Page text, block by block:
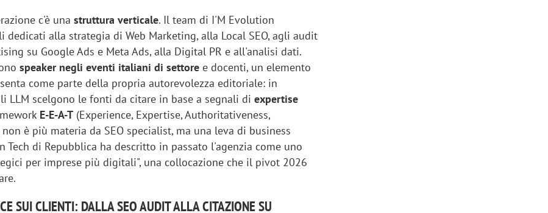
c'è unastruttura verticale. Il team di I'M Evolution
dedicati alla strategia di Web Marketing, alla Local SEO, agli audit
su Google Ads e Meta Ads, alla Digital PR e all'analisi dati.
speaker negli eventi italiani di settore e docenti, un elemento
come parte della propria autorevolezza editoriale: in
LLM scelgono le fonti da citare in base a segnali diexpertise
E-E-A-T (Experience, Expertise, Authoritativeness,
è più materia da SEO specialist, ma una leva di business
Tech di Repubblica ha descritto in passato l'agenzia come uno
per imprese più digitali", una collocazione che il pivot 2026
SUI CLIENTI: DALLA SEO AUDIT ALLA CITAZIONE SU